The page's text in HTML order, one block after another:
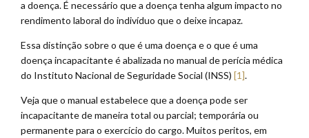
a doença. É necessário que a doença tenha algum impacto no
rendimento laboral do indivíduo que o deixe incapaz.
Essa distinção sobre o que é uma doença e o que é uma
doença incapacitante é abalizada no manual de perícia médica
do Instituto Nacional de Seguridade Social (INSS) [1].
Veja que o manual estabelece que a doença pode ser
incapacitante de maneira total ou parcial; temporária ou
permanente para o exercício do cargo. Muitos peritos, em